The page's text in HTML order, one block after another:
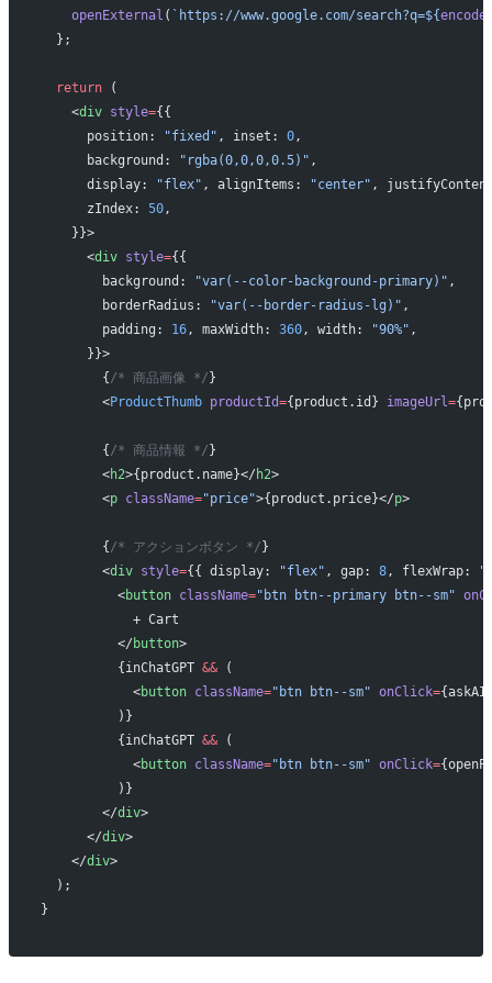
    openExternal
( `https://www.google.com/search?q=${
  };
  return
(
    <
div style={{
      position:
"fixed" , inset: 0,
      background:
"rgba(0,0,0,0.5)" ,
      display:
"flex" , alignItems: "center" ,
      zIndex:
50,
    }}>
      <
div style={{
        background:
"var(--color-background-primary)" ,
        borderRadius:
"var(--border-radius-lg)" ,
        padding:
16, maxWidth: 360, width: "90%" ,
      }}>
        {
/* 商品画像 */}
        <
ProductThumb productId={product.id} imageUrl=
        {
/* 商品情報 */}
        <
h2>{product.name}</ h2>
        <
p className="price">{product.price}</p>
        {
/* アクションボタン */}
        <
div style={{ display: "flex" , gap: 8, flexWrap:
          <
button className="btn btn--primary btn--sm"
            + Cart
          </
button>
          {inChatGPT
&& (
            <
button className="btn btn--sm" onClick=
          )}
          {inChatGPT
&& (
            <
button className="btn btn--sm" onClick=
          )}
        </
div>
      </
div>
    </
div>
  );
}